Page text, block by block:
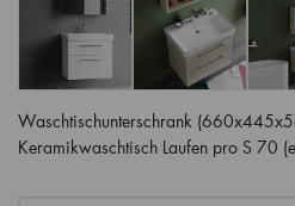
Waschtischunterschrank
Keramikwaschtisch Laufen pro S 70